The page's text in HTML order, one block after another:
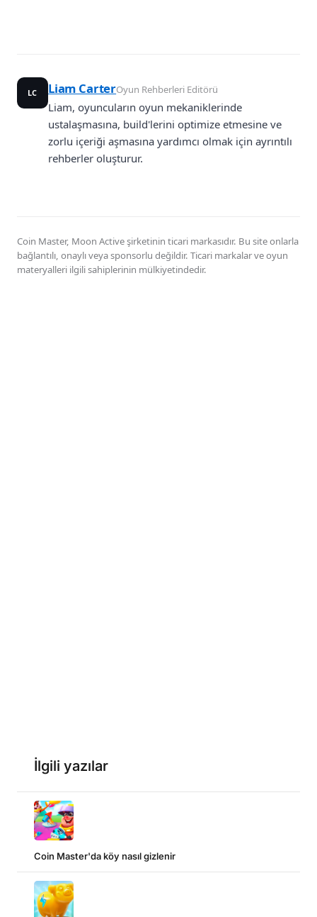
LC Liam CarterOyun Rehberleri Editörü
Liam, oyuncuların oyun mekaniklerinde
ustalaşmasına, build'lerini optimize etmesine ve
zorlu içeriği aşmasına yardımcı olmak için ayrıntılı
rehberler oluşturur.
Coin Master, Moon Active şirketinin ticari markasıdır. Bu site onlarla
bağlantılı, onaylı veya sponsorlu değildir. Ticari markalar ve oyun
materyalleri ilgili sahiplerinin mülkiyetindedir.
İlgili yazılar
Coin Master'da köy nasıl gizlenir